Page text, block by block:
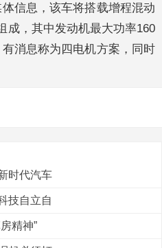
息，该车将搭载增程混动
成，其中发动机最大功率160
消息称为四电机方案，同时
时代汽车
技自立自
精神”